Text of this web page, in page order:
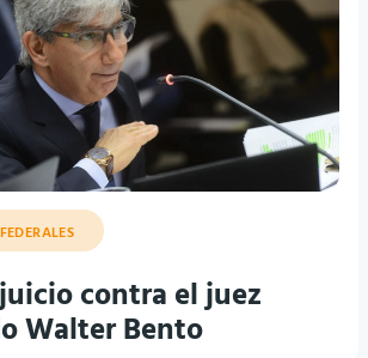
contra el juez
Walter Bento